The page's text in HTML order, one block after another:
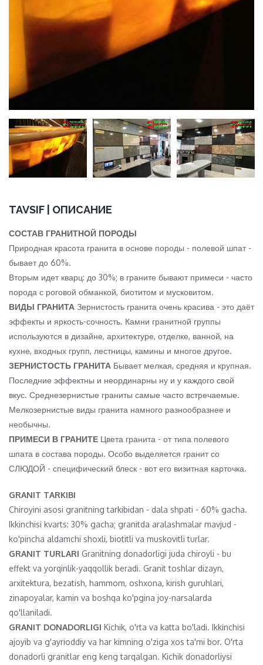
TAVSIF | ОПИСАНИЕ
СОСТАВ ГРАНИТНОЙ ПОРОДЫ
Природная красота гранита в основе породы - полевой шпат -
бывает до 60%.
Вторым идет кварц: до 30%; в граните бывают примеси - часто
порода с роговой обманкой, биотитом и мусковитом.
ВИДЫ ГРАНИТА Зернистость гранита очень красива - это даёт
эффекты и яркость-сочность. Камни гранитной группы
используются в дизайне, архитектуре, отделке, ванной, на
кухне, входных групп, лестницы, камины и многое другое.
ЗЕРНИСТОСТЬ ГРАНИТА Бывает мелкая, средняя и крупная.
Последние эффектны и неординарны ну и у каждого свой
вкус. Среднезернистые граниты самые часто встречаемые.
Мелкозернистые виды гранита намного разнообразнее и
необычны.
ПРИМЕСИ В ГРАНИТЕ Цвета гранита - от типа полевого
шпата в состава породы. Особо выделяется гранит со
СЛЮДОЙ - специфический блеск - вот его визитная карточка.
GRANIT TARKIBI
Chiroyini asosi granitning tarkibidan - dala shpati - 60% gacha.
Ikkinchisi kvarts: 30% gacha; granitda aralashmalar mavjud -
ko'pincha aldamchi shoxli, biotitli va muskovitli turlar.
GRANIT TURLARI Granitning donadorligi juda chiroyli - bu
effekt va yorqinlik-yaqqollik beradi. Granit toshlar dizayn,
arxitektura, bezatish, hammom, oshxona, kirish guruhlari,
zinapoyalar, kamin va boshqa ko'pgina joy-narsalarda
qo'llaniladi.
GRANIT DONADORLIGI Kichik, o'rta va katta bo'ladi. Ikkinchisi
ajoyib va ​​g'ayrioddiy va har kimning o'ziga xos ta'mi bor. O'rta
donadorli granitlar eng keng tarqalgan. Kichik donadorliysi